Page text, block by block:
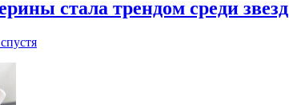
стала трендом среди звезд